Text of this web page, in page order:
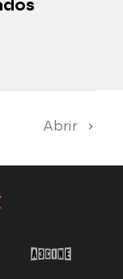
Abrir